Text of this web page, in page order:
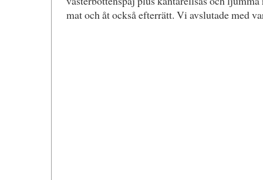
mat och åt också efterrätt. Vi avslutade med